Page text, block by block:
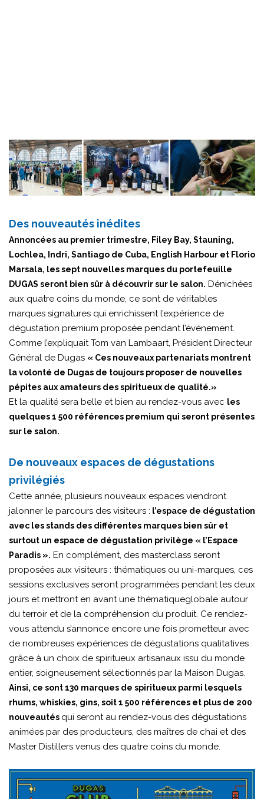
Des nouveautés inédites
Annoncées au premier trimestre, Filey Bay, Stauning,
Lochlea, Indri, Santiago de Cuba, English Harbour et Florio
Marsala, les sept nouvelles marques du portefeuille
DUGAS seront bien sûr à découvrir sur le salon. Dénichées
aux quatre coins du monde, ce sont de véritables
marques signatures qui enrichissent l’expérience de
dégustation premium proposée pendant l’événement.
Comme l’expliquait Tom van Lambaart, Président Directeur
Général de Dugas « Ces nouveaux partenariats montrent
la volonté de Dugas de toujours proposer de nouvelles
pépites aux amateurs des spiritueux de qualité.»
Et la qualité sera belle et bien au rendez-vous avec les
quelques 1 500 références premium qui seront présentes
sur le salon.
De nouveaux espaces de dégustations
privilégiés
Cette année, plusieurs nouveaux espaces viendront
jalonner le parcours des visiteurs : l’espace de dégustation
avec les stands des différentes marques bien sûr et
surtout un espace de dégustation privilège « l’Espace
Paradis ». En complément, des masterclass seront
proposées aux visiteurs : thématiques ou uni-marques, ces
sessions exclusives seront programmées pendant les deux
jours et mettront en avant une thématiqueglobale autour
du terroir et de la compréhension du produit. Ce rendez-
vous attendu s’annonce encore une fois prometteur avec
de nombreuses expériences de dégustations qualitatives
grâce à un choix de spiritueux artisanaux issu du monde
entier, soigneusement sélectionnés par la Maison Dugas.
Ainsi, ce sont 130 marques de spiritueux parmi lesquels
rhums, whiskies, gins, soit 1 500 références et plus de 200
nouveautés qui seront au rendez-vous des dégustations
animées par des producteurs, des maîtres de chai et des
Master Distillers venus des quatre coins du monde.